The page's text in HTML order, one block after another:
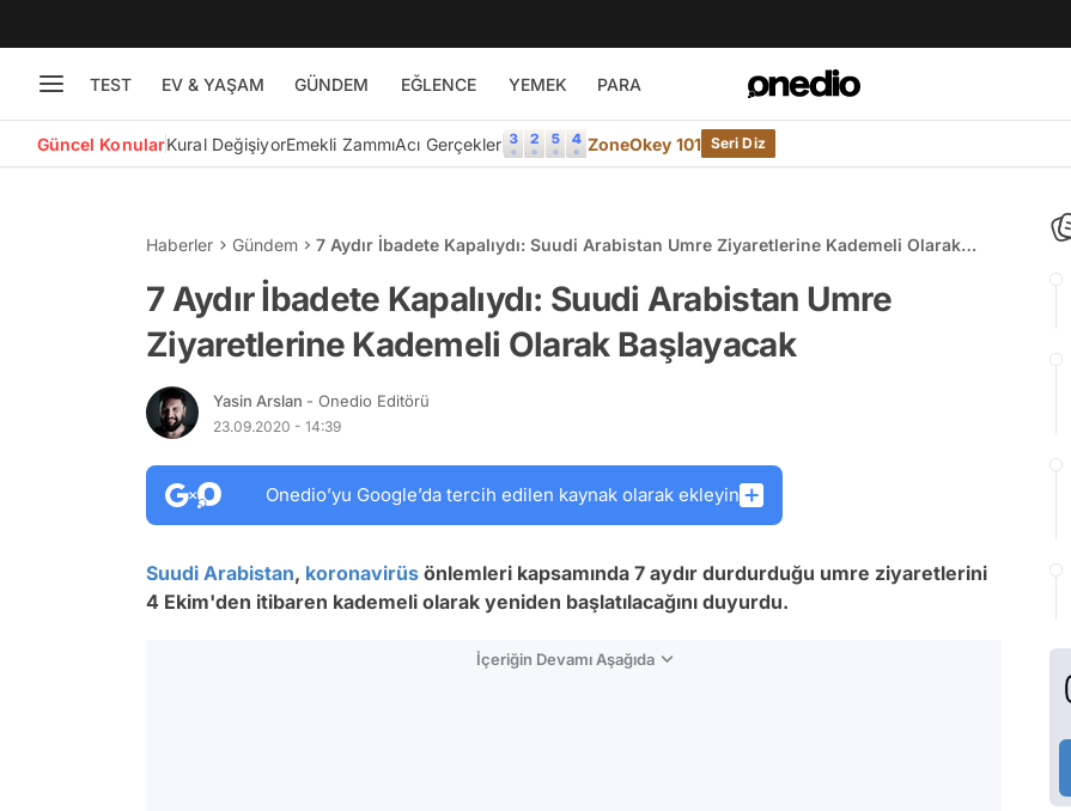
TEST EV & YAŞAM GÜNDEM EĞLENCE YEMEK PARA
Güncel KonularKural DeğişiyorEmekli ZammıAcı Gerçekler ZoneOkey 101 Seri Diz
Haberler Gündem
7 Aydır İbadete Kapalıydı: Suudi Arabistan Umre Ziyaretlerine Kademeli Olarak
7 Aydır İbadete Kapalıydı: Suudi Arabistan Umre
Ziyaretlerine Kademeli Olarak Başlayacak
Yasin Arslan - Onedio Editörü
23.09.2020 - 14:39
Onedio’yu Google’da tercih edilen kaynak olarak ekleyin
Suudi Arabistan, koronavirüs önlemleri kapsamında 7 aydır durdurduğu umre ziyaretlerini
4 Ekim'den itibaren kademeli olarak yeniden başlatılacağını duyurdu.
İçeriğin Devamı Aşağıda